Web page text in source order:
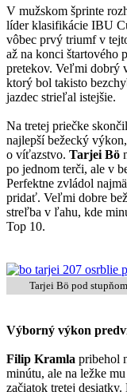
V mužskom šprinte
líder klasifikácie IBU
vôbec prvý triumf v
až na konci štartového
pretekov. Veľmi dobrý
ktorý bol takisto
jazdec strieľal istejšie.
Na tretej priečke skončil
najlepší bežecký
o víťazstvo. Tarjei Bö
po jednom terči, ale v
Perfektne zvládol
pridať. Veľmi dobre
streľba v ľahu, kde
Top 10.
Tarjei Bö pod
Výborný výkon
Filip Kramla pribehol
minútu, ale na ležke
začiatok tretej